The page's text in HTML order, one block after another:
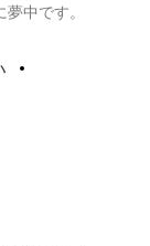
中です。